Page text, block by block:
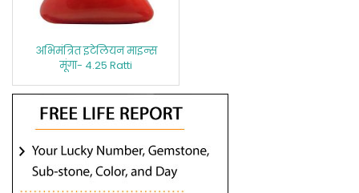
अभिमंत्रित इटेलियन माइन्स
मूंगा- 4.25 Ratti